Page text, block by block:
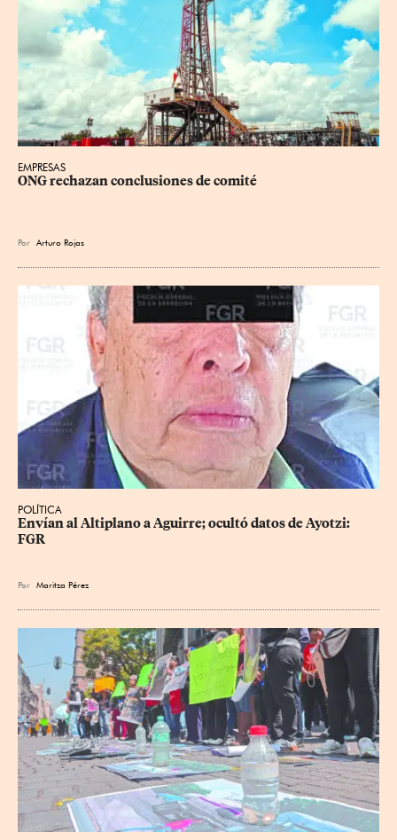
EMPRESAS
ONG rechazan conclusiones de comité
Por Arturo Rojas
POLÍTICA
Envían al Altiplano a Aguirre; ocultó datos de Ayotzi:
FGR
Por Maritza Pérez